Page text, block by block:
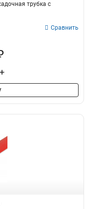
трубка с
Сравнить
+